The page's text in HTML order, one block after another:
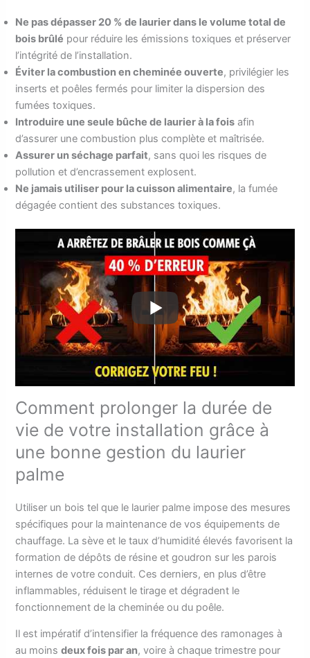
Ne pas dépasser 20 % de laurier dans le volume total de
bois brûlé pour réduire les émissions toxiques et préserver
l’intégrité de l’installation.
Éviter la combustion en cheminée ouverte, privilégier les
inserts et poêles fermés pour limiter la dispersion des
fumées toxiques.
Introduire une seule bûche de laurier à la fois afin
d’assurer une combustion plus complète et maîtrisée.
Assurer un séchage parfait, sans quoi les risques de
pollution et d’encrassement explosent.
Ne jamais utiliser pour la cuisson alimentaire, la fumée
dégagée contient des substances toxiques.
Comment prolonger la durée de
vie de votre installation grâce à
une bonne gestion du laurier
palme
Utiliser un bois tel que le laurier palme impose des mesures
spécifiques pour la maintenance de vos équipements de
chauffage. La sève et le taux d’humidité élevés favorisent la
formation de dépôts de résine et goudron sur les parois
internes de votre conduit. Ces derniers, en plus d’être
inflammables, réduisent le tirage et dégradent le
fonctionnement de la cheminée ou du poêle.
Il est impératif d’intensifier la fréquence des ramonages à
au moinsdeux fois par an, voire à chaque trimestre pour